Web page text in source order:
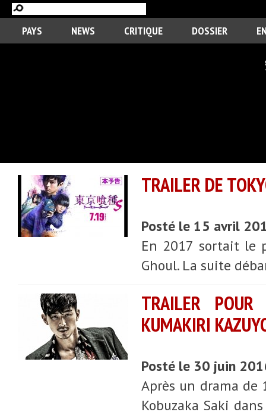
PAYS NEWS CRITIQUE DOSSIER
TRAILER DE
Posté le 15 avril
En 2017 sortait le
Ghoul. La suite
TRAILER
KUMAKIRI
Posté le 30 juin
Après un drama de
Kobuzaka Saki